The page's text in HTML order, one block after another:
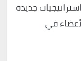
جديدة
في